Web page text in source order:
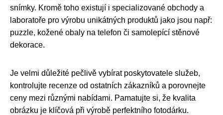
snímky. Kromě toho existují i specializované obchody a
laboratoře pro výrobu unikátných produktů jako jsou např:
puzzle, kožené obaly na telefon či samolepící stěnové
dekorace.
Je velmi důležité pečlivě vybírat poskytovatele služeb,
kontrolujte recenze od ostatních zákazníků a porovnejte
ceny mezi různými nabídami. Pamatujte si, že kvalita
obrázku je klíčová při výrobě perfektního fotodárku.